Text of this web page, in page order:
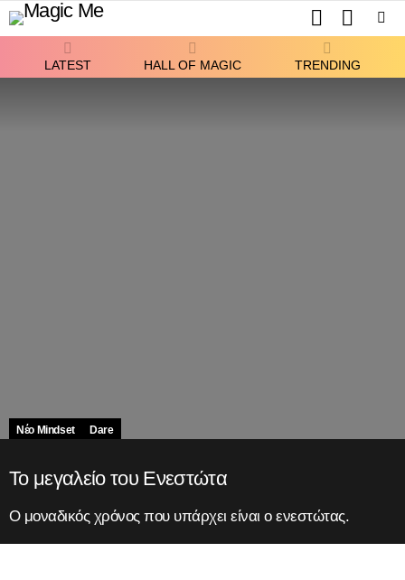
SWITCH
SKIN
LATEST HALL OF MAGIC TRENDING
Νέο Mindset Dare
Το μεγαλείο του Ενεστώτα
Ο μοναδικός χρόνος που υπάρχει είναι ο ενεστώτας.